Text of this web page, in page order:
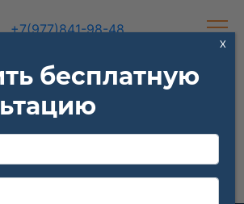
+7(977)841-98-48
Математика
бесплатную
X